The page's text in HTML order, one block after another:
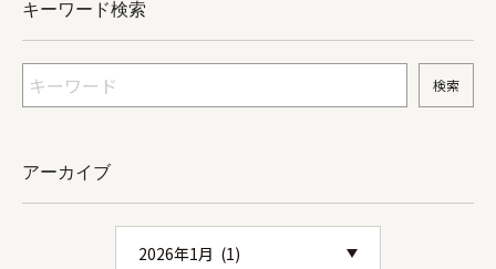
う願いましてまた次回‼
キーワード検索
アーカイブ